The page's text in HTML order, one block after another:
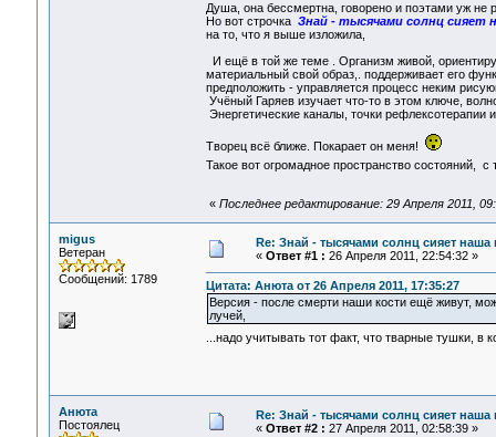
Душа, она бессмертна, говорено и поэтами уж не
Но вот строчка Знай - тысячами солнц сияет
на то, что я выше изложила,
И ещё в той же теме . Организм живой,
материальный свой образ,. поддерживает его
предположить - управляется процесс неким
Учёный Гаряев изучает что-то в этом ключе,
Энергетические каналы, точки рефлексотерапии
Творец всё ближе. Покарает он меня!
Такое вот огромадное пространство состояний,
« Последнее редактирование: 29 Апреля 2011,
migus
Ветеран
Сообщений: 1789
Re: Знай - тысячами солнц сияет наша
« Ответ #1 : 26 Апреля 2011, 22:54:32 »
Цитата: Анюта от 26 Апреля 2011, 17:35:27
Версия - после смерти наши кости ещё живут,
лучей,
...надо учитывать тот факт, что тварные тушки,
Анюта
Постоялец
Re: Знай - тысячами солнц сияет наша
« Ответ #2 : 27 Апреля 2011, 02:58:39 »